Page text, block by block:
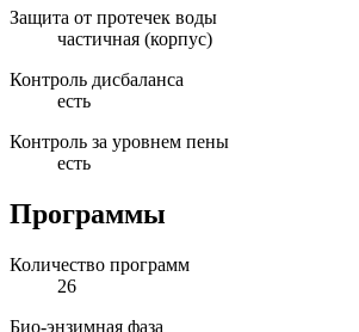
Защита от протечек воды
частичная (корпус)
Контроль дисбаланса
есть
Контроль за уровнем пены
есть
Программы
Количество программ
26
Био-энзимная фаза